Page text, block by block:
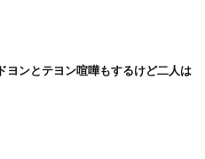
ヨンとテヨン喧嘩もするけど二人は